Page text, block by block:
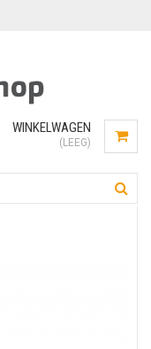
WINKELWAGEN
(LEEG)